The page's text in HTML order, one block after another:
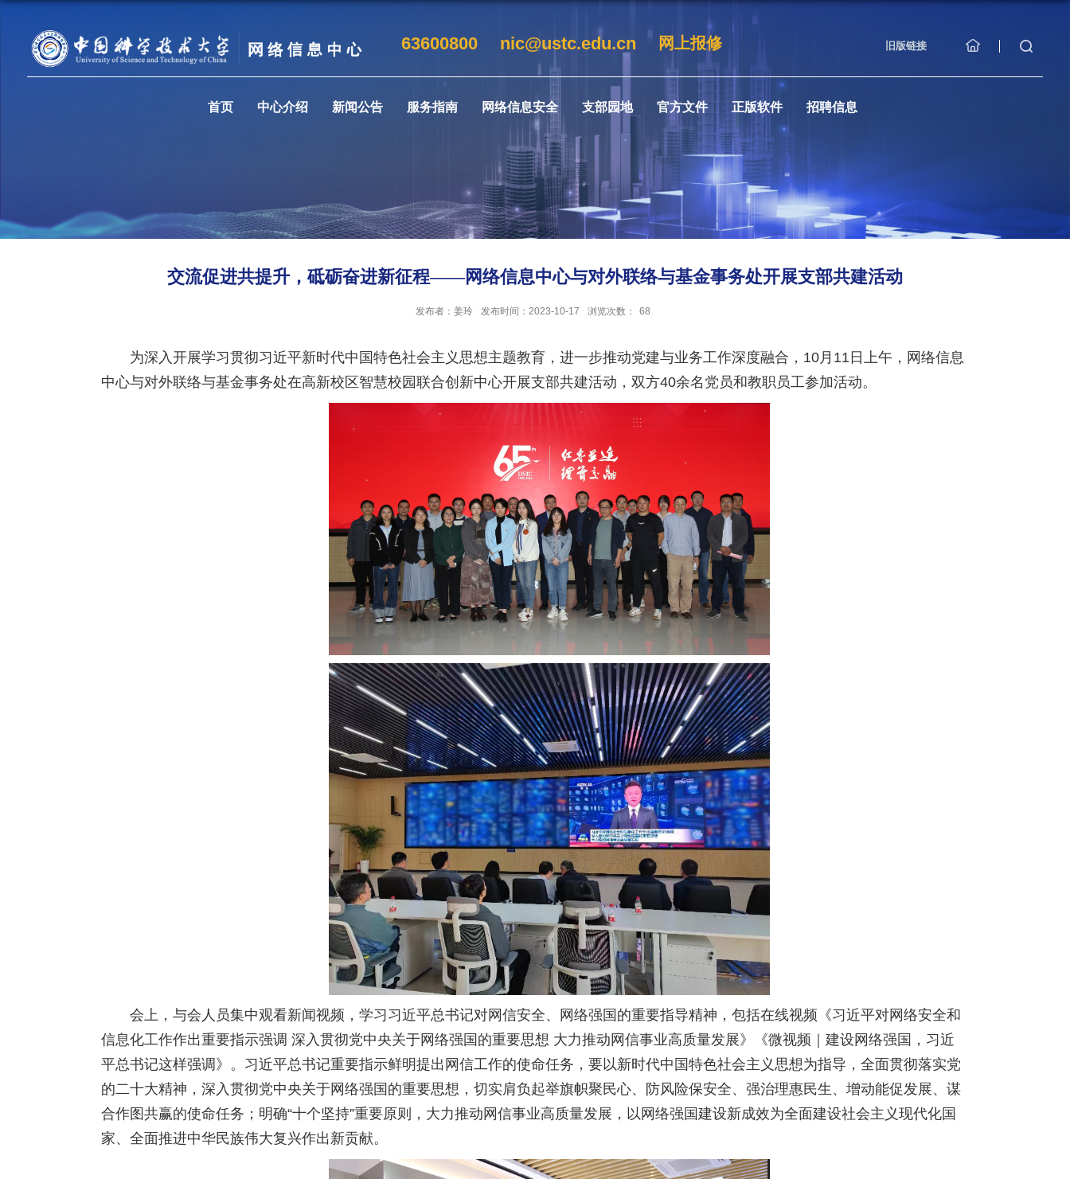
63600800 nic@ustc.edu.cn 网上报修 旧版链接
首页 中心介绍 新闻公告 服务指南 网络信息安全 支部园地 官方文件 正版软件 招聘信息
交流促进共提升，砥砺奋进新征程——网络信息中心与对外联络与基金事务处开展支部共建活动
发布者：姜玲 发布时间：2023-10-17 浏览次数： 68
为深入开展学习贯彻习近平新时代中国特色社会主义思想主题教育，进一步推动党建与业务工作深度融合，10月11日上午，网络信息
中心与对外联络与基金事务处在高新校区智慧校园联合创新中心开展支部共建活动，双方40余名党员和教职员工参加活动。
会上，与会人员集中观看新闻视频，学习习近平总书记对网信安全、网络强国的重要指导精神，包括在线视频《习近平对网络安全和
信息化工作作出重要指示强调 深入贯彻党中央关于网络强国的重要思想 大力推动网信事业高质量发展》《微视频｜建设网络强国，习近
平总书记这样强调》。习近平总书记重要指示鲜明提出网信工作的使命任务，要以新时代中国特色社会主义思想为指导，全面贯彻落实党
的二十大精神，深入贯彻党中央关于网络强国的重要思想，切实肩负起举旗帜聚民心、防风险保安全、强治理惠民生、增动能促发展、谋
合作图共赢的使命任务；明确“十个坚持”重要原则，大力推动网信事业高质量发展，以网络强国建设新成效为全面建设社会主义现代化国
家、全面推进中华民族伟大复兴作出新贡献。